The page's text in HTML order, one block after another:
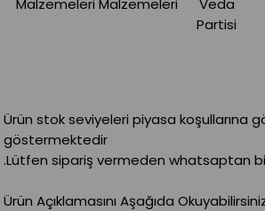
Malzemeleri Malzemeleri
Veda
Partisi
Ürün stok seviyeleri piyasa koşullarına
göstermektedir
.Lütfen sipariş vermeden whatsaptan
Ürün Açıklamasını Aşağıda